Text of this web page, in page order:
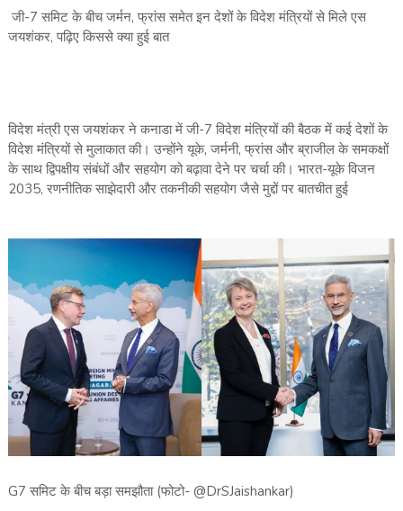
जी-7 समिट के बीच जर्मन, फ्रांस समेत इन देशों के विदेश मंत्रियों से मिले एस
जयशंकर, पढ़िए किससे क्या हुई बात
विदेश मंत्री एस जयशंकर ने कनाडा में जी-7 विदेश मंत्रियों की बैठक में कई देशों के
विदेश मंत्रियों से मुलाकात की। उन्होंने यूके, जर्मनी, फ्रांस और ब्राजील के समकक्षों
के साथ द्विपक्षीय संबंधों और सहयोग को बढ़ावा देने पर चर्चा की। भारत-यूके विजन
2035, रणनीतिक साझेदारी और तकनीकी सहयोग जैसे मुद्दों पर बातचीत हुई
G7 समिट के बीच बड़ा समझौता (फोटो- @DrSJaishankar)